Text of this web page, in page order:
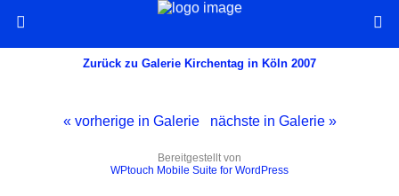
Zurück zu Galerie Kirchentag in Köln 2007
« vorherige in Galerie nächste in Galerie »
Bereitgestellt von
WPtouch Mobile Suite for WordPress